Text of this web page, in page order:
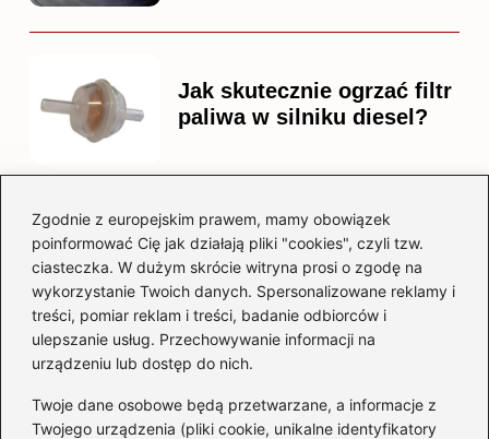
Zgodnie z europejskim prawem, mamy obowiązek
poinformować Cię jak działają pliki "cookies", czyli tzw.
ciasteczka. W dużym skrócie witryna prosi o zgodę na
wykorzystanie Twoich danych. Spersonalizowane reklamy i
treści, pomiar reklam i treści, badanie odbiorców i
ulepszanie usług. Przechowywanie informacji na
urządzeniu lub dostęp do nich.
Twoje dane osobowe będą przetwarzane, a informacje z
Twojego urządzenia (pliki cookie, unikalne identyfikatory
Jak skutecznie ogrzać filtr
paliwa w silniku diesel?
Czy warto kupować
diesla? Przewodnik dla
przyszłych właścicieli
Kategorie
Akumulator(74)